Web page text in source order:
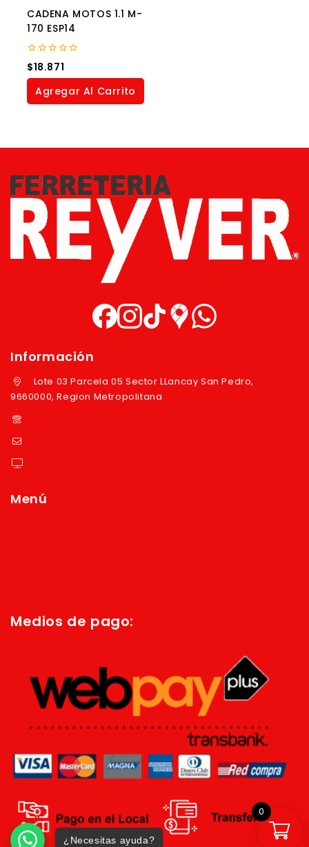
CADENA MOTOS 1.1 M-
170 ESP14
0
out
of
$18.871
Agregar Al Carrito
Información
Lote 03 Parcela 05 Sector LLancay San Pedro,
9660000, Region Metropolitana
Menú
Medios de pago:
¿Necesitas ayuda?
0